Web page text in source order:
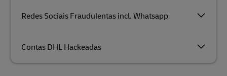
Redes Sociais Fraudulentas incl. Whatsapp
Contas DHL Hackeadas